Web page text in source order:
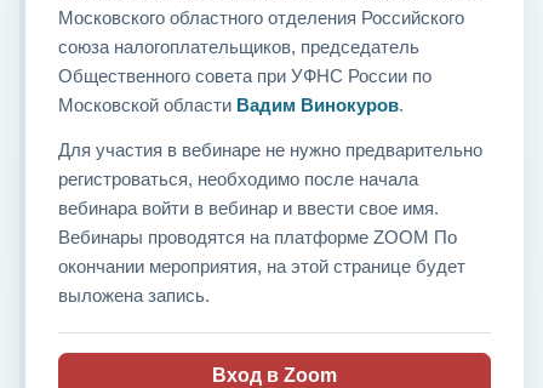
Московского областного отделения Российского
союза налогоплательщиков, председатель
Общественного совета при УФНС России по
Московской области Вадим Винокуров.
Для участия в вебинаре не нужно предварительно
регистроваться, необходимо после начала
вебинара войти в вебинар и ввести свое имя.
Вебинары проводятся на платформе ZOOM По
окончании мероприятия, на этой странице будет
выложена запись.
Вход в Zoom